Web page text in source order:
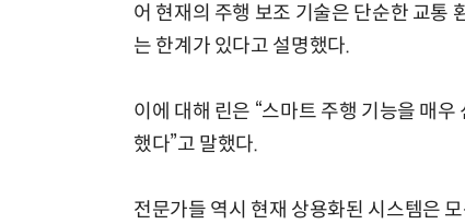
어 현재의 주행 보조 기술은 단순한 교통
는 한계가 있다고 설명했다.
이에 대해 린은 “스마트 주행 기능을 매
했다”고 말했다.
전문가들 역시 현재 상용화된 시스템은